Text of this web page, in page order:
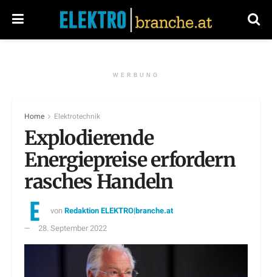
WERBUNG
Home Elektrotechnik
Explodierende
Energiepreise erfordern
rasches Handeln
vonRedaktion ELEKTRO|branche.at
28. September 2022